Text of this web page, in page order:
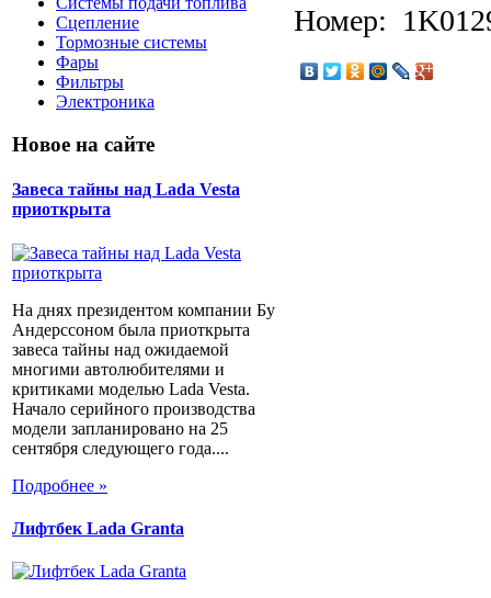
Сцепление
Тормозные системы
Фары
Фильтры
Электроника
Новое на сайте
Завеса тайны над Lada Vesta
приоткрыта
На днях президентом компании Бу
Андерссоном была приоткрыта
завеса тайны над ожидаемой
многими автолюбителями и
критиками моделью Lada Vesta.
Начало серийного производства
модели запланировано на 25
сентября следующего года....
Подробнее »
Лифтбек Lada Granta
Номер: